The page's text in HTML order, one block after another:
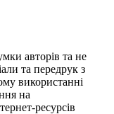
авторів та не
та передрук з
використанні
на
ресурсів